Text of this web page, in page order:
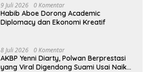
9 Juli 2026 0 Komentar
Habib Aboe Dorong Academic
Diplomacy dan Ekonomi Kreatif
8 Juli 2026 0 Komentar
AKBP Yenni Diarty, Polwan Berprestasi
yang Viral Digendong Suami Usai Naik